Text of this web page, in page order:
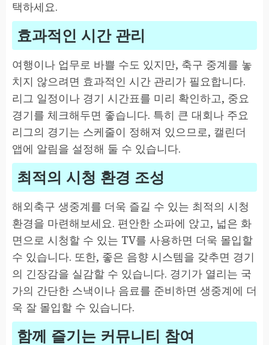
택하세요.
효과적인 시간 관리
여행이나 업무로 바쁠 수도 있지만, 축구 중계를 놓
치지 않으려면 효과적인 시간 관리가 필요합니다.
리그 일정이나 경기 시간표를 미리 확인하고, 중요
경기를 체크해두면 좋습니다. 특히 큰 대회나 주요
리그의 경기는 스케줄이 정해져 있으므로, 캘린더
앱에 알림을 설정해 둘 수 있습니다.
최적의 시청 환경 조성
해외축구 생중계를 더욱 즐길 수 있는 최적의 시청
환경을 마련해보세요. 편안한 소파에 앉고, 넓은 화
면으로 시청할 수 있는 TV를 사용하면 더욱 몰입할
수 있습니다. 또한, 좋은 음향 시스템을 갖추면 경기
의 긴장감을 실감할 수 있습니다. 경기가 열리는 국
가의 간단한 스낵이나 음료를 준비하면 생중계에 더
욱 잘 몰입할 수 있습니다.
함께 즐기는 커뮤니티 참여